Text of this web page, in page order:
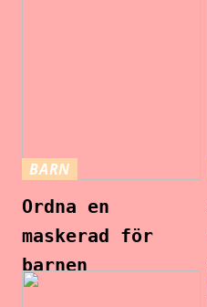
BARN
Ordna en
maskerad för
barnen